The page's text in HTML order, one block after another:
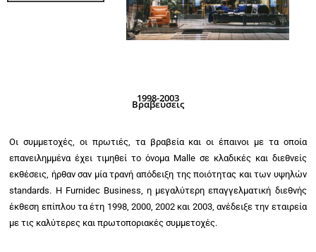
1998-2003
Βραβεύσεις
Οι συμμετοχές, οι πρωτιές, τα βραβεία και οι έπαινοι με τα οποία
επανειλημμένα έχει τιμηθεί το όνομα Malle σε κλαδικές και διεθνείς
εκθέσεις, ήρθαν σαν μία τρανή απόδειξη της ποιότητας και των υψηλών
standards. Η Furnidec Business, η μεγαλύτερη επαγγελματική διεθνής
έκθεση επίπλου τα έτη 1998, 2000, 2002 και 2003, ανέδειξε την εταιρεία
με τις καλύτερες και πρωτοποριακές συμμετοχές.